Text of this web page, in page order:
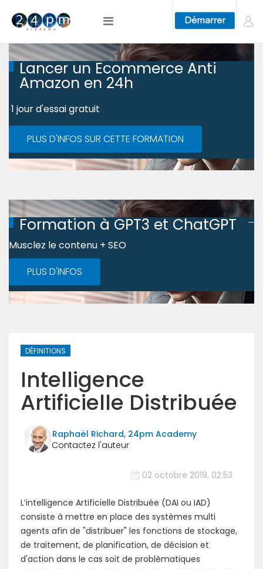
Lancer un Ecommerce Anti
Amazon en 24h
1 jour d'essai gratuit
PLUS D'INFOS SUR CETTE FORMATION
Formation à GPT3 et ChatGPT
Musclez le contenu + SEO
PLUS D'INFOS
DÉFINITIONS
Intelligence
Artificielle Distribuée
Raphaël Richard, 24pm Academy
02 octobre 2019, 02:53
L’intelligence Artificielle Distribuée (DAI ou IAD)
consiste à mettre en place des systèmes multi
agents afin de "distribuer" les fonctions de stockage,
de traitement, de planification, de décision et
d'action dans le cas soit de problèmatiques